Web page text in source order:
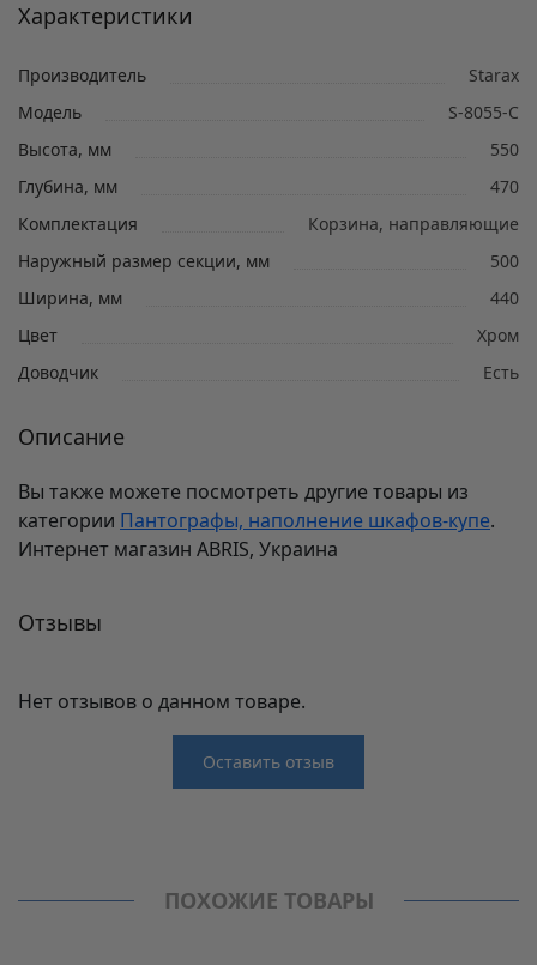
Характеристики
Производитель
Starax
Модель
S-8055-C
Высота, мм
550
Глубина, мм
470
Комплектация
Корзина, направляющие
Наружный размер секции, мм
500
Ширина, мм
440
Цвет
Хром
Доводчик
Есть
Описание
Вы также можете посмотреть другие товары из
категории Пантографы, наполнение шкафов-купе.
Интернет магазин ABRIS, Украина
Отзывы
Нет отзывов о данном товаре.
Оставить отзыв
Модель
S-8055-C
Пантографы, наполнение шкафов-купе
ПОХОЖИЕ ТОВАРЫ